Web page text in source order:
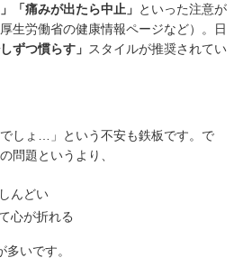
「痛みが出たら中止」 といった注意が
生労働省の健康情報ページなど）。日
しずつ慣らす」 スタイルが推奨されてい
でしょ…」という不安も鉄板です。で
の問題というより、
んどい
心が折れる
いです。